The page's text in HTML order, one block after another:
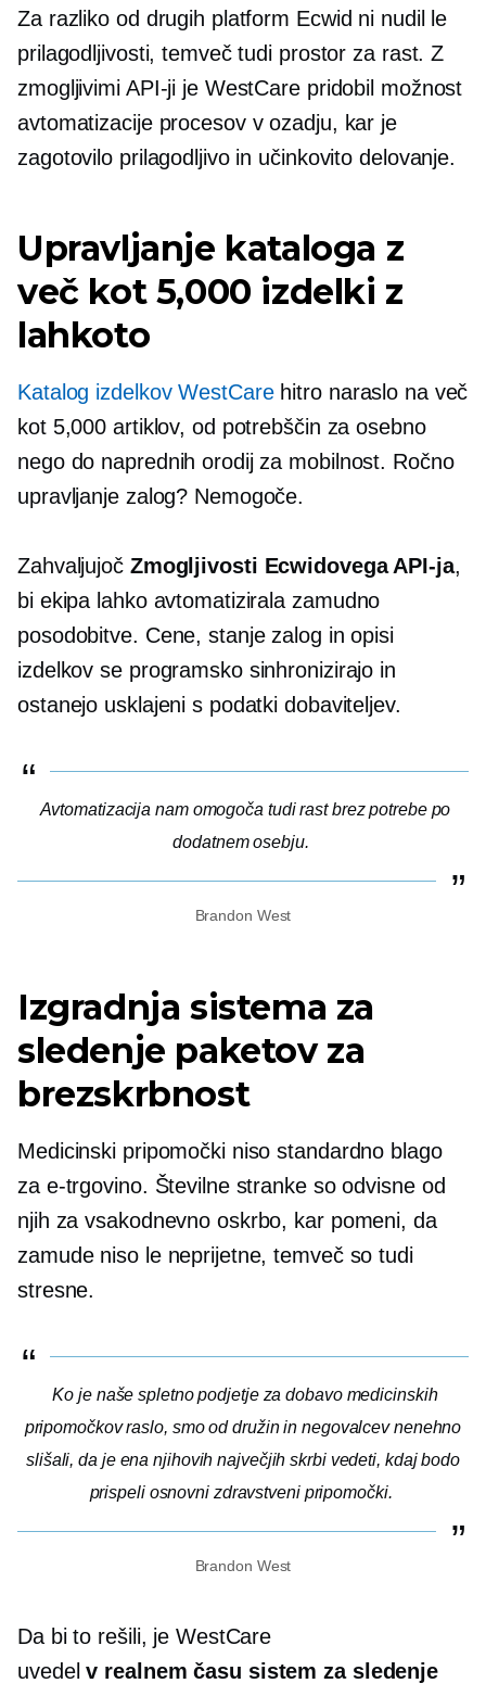
Za razliko od drugih platform Ecwid ni nudil le
prilagodljivosti, temveč tudi prostor za rast. Z
zmogljivimi API-ji je WestCare pridobil možnost
avtomatizacije procesov v ozadju, kar je
zagotovilo prilagodljivo in učinkovito delovanje.
Upravljanje kataloga z
več kot 5,000 izdelki z
lahkoto
Katalog izdelkov WestCarehitro naraslo na več
kot 5,000 artiklov, od potrebščin za osebno
nego do naprednih orodij za mobilnost. Ročno
upravljanje zalog? Nemogoče.
Zahvaljujoč Zmogljivosti Ecwidovega API-ja,
bi ekipa lahko avtomatizirala zamudno
posodobitve. Cene, stanje zalog in opisi
izdelkov se programsko sinhronizirajo in
ostanejo usklajeni s podatki dobaviteljev.
Avtomatizacija nam omogoča tudi rast brez potrebe po
dodatnem osebju.
Brandon West
Izgradnja sistema za
sledenje paketov za
brezskrbnost
Medicinski pripomočki niso standardno blago
za e-trgovino. Številne stranke so odvisne od
njih za vsakodnevno oskrbo, kar pomeni, da
zamude niso le neprijetne, temveč so tudi
stresne.
Ko je naše spletno podjetje za dobavo medicinskih
pripomočkov raslo, smo od družin in negovalcev nenehno
slišali, da je ena njihovih največjih skrbi vedeti, kdaj bodo
prispeli osnovni zdravstveni pripomočki.
Brandon West
Da bi to rešili, je WestCare
uvedelv realnem času sistem za sledenje